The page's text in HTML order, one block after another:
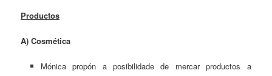
Productos
A) Cosmética
Mónica propón a posibilidade de mercar productos a